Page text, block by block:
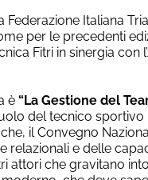
Federazione Italiana
per le precedenti
Fitri in sinergia con
è“La Gestione del
del tecnico sportivo
il Convegno
relazionali e delle
attori che gravitano